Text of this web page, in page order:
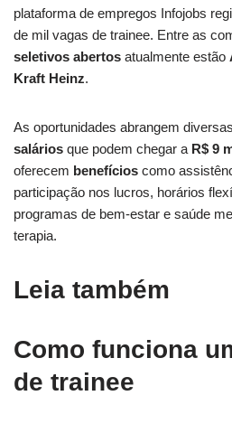
plataforma de empregos Infojobs
de mil vagas de trainee. Entre as
seletivos abertos atualmente estão
Kraft Heinz.
As oportunidades abrangem
salários que podem chegar a R$ 9
oferecem benefícios como
participação nos lucros, horários
programas de bem-estar e saúde
terapia.
Leia também
Como funciona
de trainee